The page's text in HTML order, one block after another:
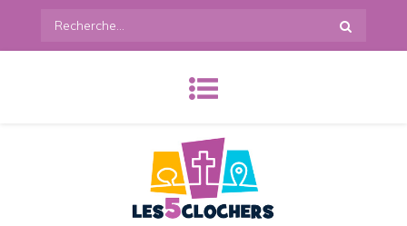
Recherche
: